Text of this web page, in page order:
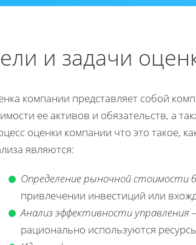
и задачи
компании представляет собой
ее активов и обязательств, а
оценки компании что это такое,
являются:
Определение рыночной стоимости
привлечении инвестиций или
Анализ эффективности управления
рационально используются